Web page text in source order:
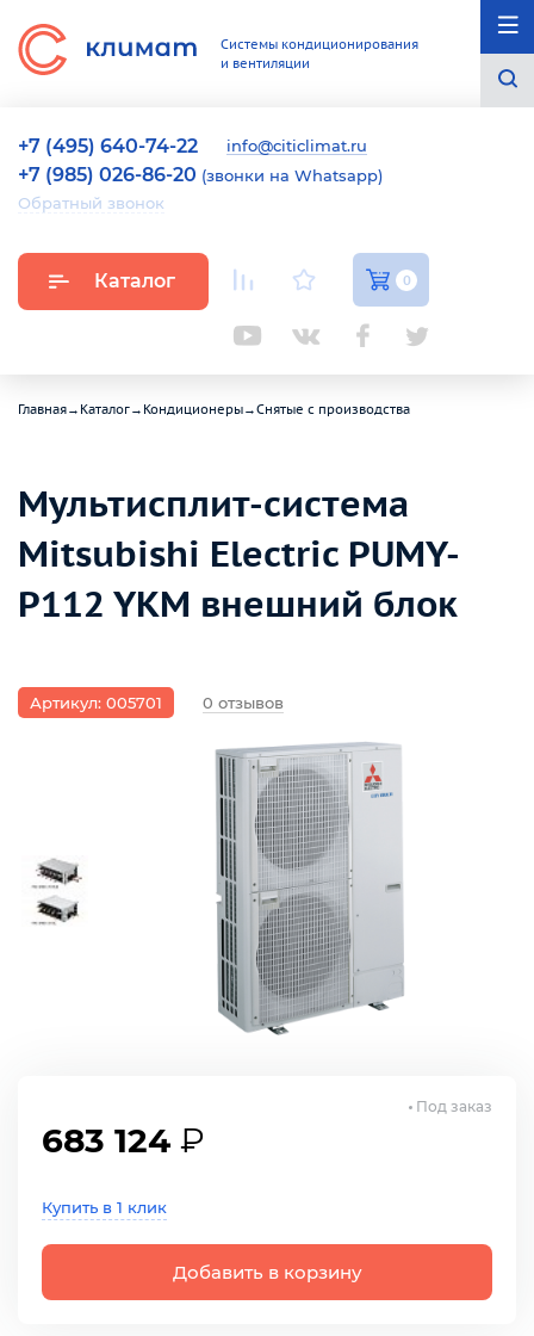
Системы кондиционирования
и вентиляции
+7 (495) 640-74-22 info@citiclimat.ru
+7 (985) 026-86-20 (звонки на Whatsapp)
Обратный звонок
Каталог 0
Главная→ Каталог→ Кондиционеры→Снятые с производства
Мультисплит-система
Mitsubishi Electric PUMY-
P112 YKM внешний блок
Артикул: 005701 0 отзывов
683 124 ₽
Купить в 1 клик
Добавить в корзину
Под заказ